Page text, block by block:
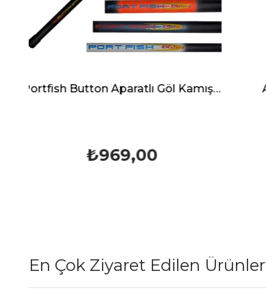
Armut Şamandıra Büyük Boy
₺599,99
En Çok Ziyaret Edilen Ürünler